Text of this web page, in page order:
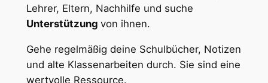
Lehrer, Eltern, Nachhilfe und suche
Unterstützung von ihnen.
Gehe regelmäßig deine Schulbücher, Notizen
und alte Klassenarbeiten durch. Sie sind eine
wertvolle Ressource.